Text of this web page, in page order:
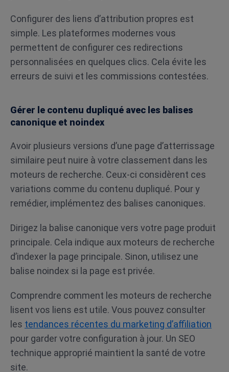
Configurer des liens d’attribution propres est
simple. Les plateformes modernes vous
permettent de configurer ces redirections
personnalisées en quelques clics. Cela évite les
erreurs de suivi et les commissions contestées.
Gérer le contenu dupliqué avec les balises
canonique et noindex
Avoir plusieurs versions d’une page d’atterrissage
similaire peut nuire à votre classement dans les
moteurs de recherche. Ceux-ci considèrent ces
variations comme du contenu dupliqué. Pour y
remédier, implémentez des balises canoniques.
Dirigez la balise canonique vers votre page produit
principale. Cela indique aux moteurs de recherche
d’indexer la page principale. Sinon, utilisez une
balise noindex si la page est privée.
Comprendre comment les moteurs de recherche
lisent vos liens est utile. Vous pouvez consulter
les tendances récentes du marketing d’affiliation
pour garder votre configuration à jour. Un SEO
technique approprié maintient la santé de votre
site.